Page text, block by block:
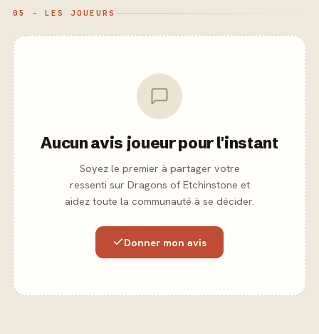
05 - LES JOUEURS
Aucun avis joueur pour l'instant
Soyez le premier à partager votre
ressenti sur Dragons of Etchinstone et
aidez toute la communauté à se décider.
Donner mon avis